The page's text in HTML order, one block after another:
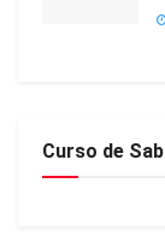
Curso de